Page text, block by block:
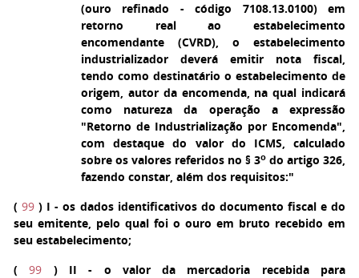
(ouro refinado - código 7108.13.0100) em
retorno real ao estabelecimento
encomendante (CVRD), o estabelecimento
industrializador deverá emitir nota fiscal,
tendo como destinatário o estabelecimento de
origem, autor da encomenda, na qual indicará
como natureza da operação a expressão
"Retorno de Industrialização por Encomenda",
com destaque do valor do ICMS, calculado
sobre os valores referidos no § 3o do artigo 326,
fazendo constar, além dos requisitos:"
( 99 ) I - os dados identificativos do documento fiscal e do
seu emitente, pelo qual foi o ouro em bruto recebido em
seu estabelecimento;
(
99 ) II - o valor da mercadoria recebida para